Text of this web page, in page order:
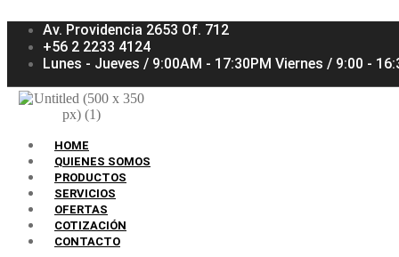
Av. Providencia 2653 Of. 712
+56 2 2233 4124
Lunes - Jueves / 9:00AM - 17:30PM Viernes / 9:00 -
HOME
QUIENES SOMOS
PRODUCTOS
SERVICIOS
OFERTAS
COTIZACIÓN
CONTACTO